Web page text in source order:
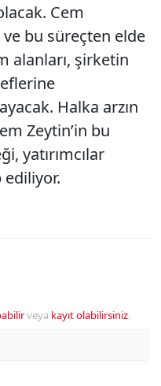
Cem
bu süreçten elde
alanları, şirketin
Halka arzın
Zeytin’in bu
yatırımcılar
veya kayıt olabilirsiniz.